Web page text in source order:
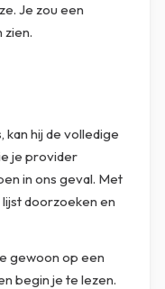
Je zou een
kan hij de volledige
je provider
in ons geval. Met
doorzoeken en
gewoon op een
begin je te lezen.